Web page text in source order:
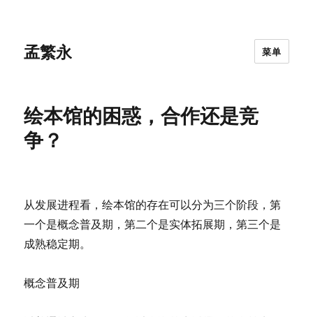
孟繁永 菜单
绘本馆的困惑，合作还是竞
争？
从发展进程看，绘本馆的存在可以分为三个阶段，第
一个是概念普及期，第二个是实体拓展期，第三个是
成熟稳定期。
概念普及期